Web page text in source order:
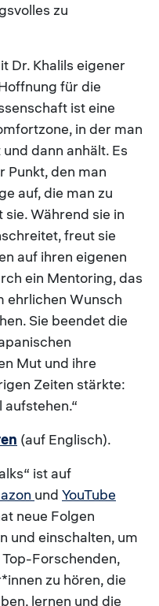
zu
Dr. Khalils eigener
für die
ist eine
in der man
dann anhält. Es
Punkt, den man
auf, die man zu
Während sie in
freut sie
auf ihren eigenen
ein Mentoring, das
ehrlichen Wunsch
Sie beendet die
Mut und ihre
Zeiten stärkte:
aufstehen.“
(auf Englisch).
ist auf
und YouTube
neue Folgen
und einschalten, um
Forschenden,
zu hören, die
lernen und die